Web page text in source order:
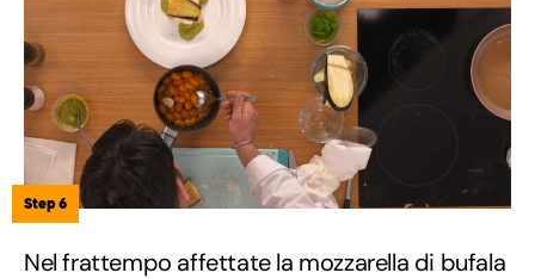
Step 6
Nel frattempo affettate la mozzarella di bufala